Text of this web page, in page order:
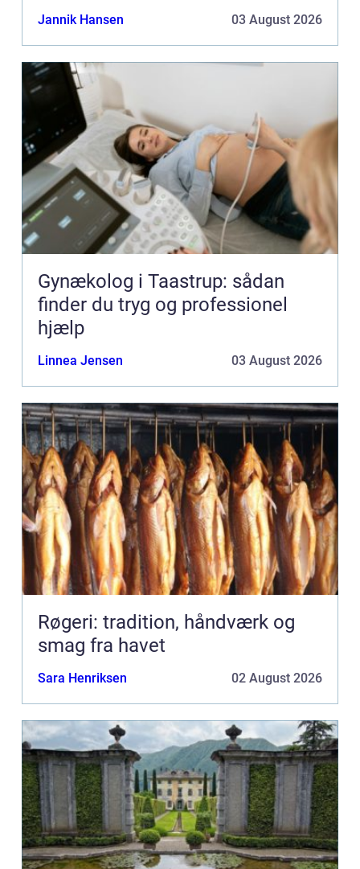
Jannik Hansen 03 August 2026
Gynækolog i Taastrup: sådan
finder du tryg og professionel
hjælp
Linnea Jensen 03 August 2026
Røgeri: tradition, håndværk og
smag fra havet
Sara Henriksen 02 August 2026